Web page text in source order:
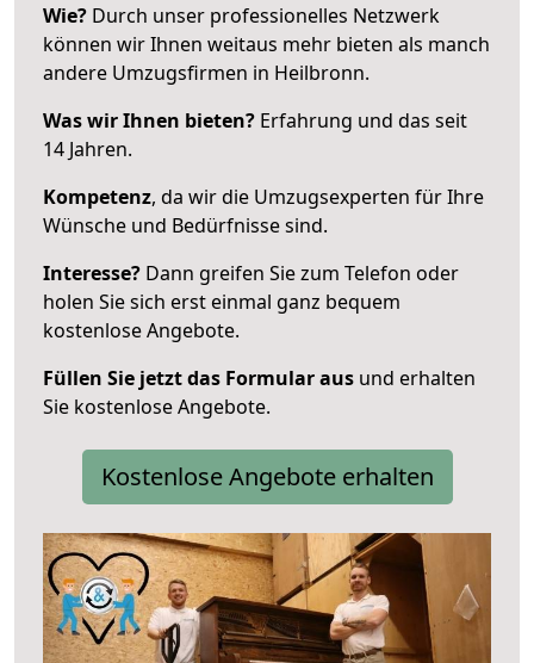
Wie? Durch unser professionelles Netzwerk
können wir Ihnen weitaus mehr bieten als manch
andere Umzugsfirmen in Heilbronn.
Was wir Ihnen bieten? Erfahrung und das seit
14 Jahren.
Kompetenz, da wir die Umzugsexperten für Ihre
Wünsche und Bedürfnisse sind.
Interesse? Dann greifen Sie zum Telefon oder
holen Sie sich erst einmal ganz bequem
kostenlose Angebote.
Füllen Sie jetzt das Formular aus und erhalten
Sie kostenlose Angebote.
Kostenlose Angebote erhalten